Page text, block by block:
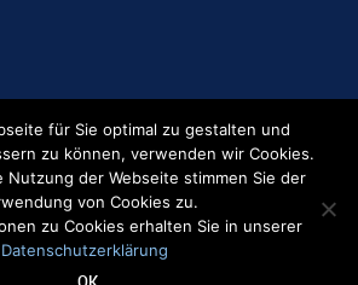
© HSrV 1928
für Sie optimal zu gestalten und
zu können, verwenden wir Cookies.
Nutzung der Webseite stimmen Sie der
von Cookies zu.
zu Cookies erhalten Sie in unserer
Datenschutzerklärung